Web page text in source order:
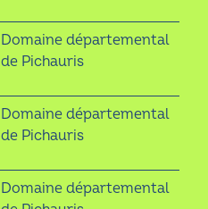
Domaine départemental
de Pichauris
Domaine départemental
de Pichauris
Domaine départemental